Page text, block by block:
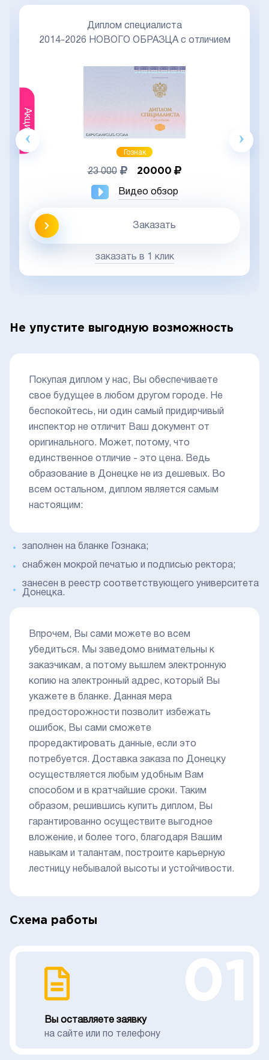
Акция
Диплом специалиста
2014-2026 НОВОГО ОБРАЗЦА с отличием
Гознак
23 000 20000
Видео обзор
Заказать
заказать в 1 клик
Не упустите выгодную возможность
Покупая диплом у нас, Вы обеспечиваете
свое будущее в любом другом городе. Не
беспокойтесь, ни один самый придирчивый
инспектор не отличит Ваш документ от
оригинального. Может, потому, что
единственное отличие - это цена. Ведь
образование в Донецке не из дешевых. Во
всем остальном, диплом является самым
настоящим:
заполнен на бланке Гознака;
снабжен мокрой печатью и подписью ректора;
занесен в реестр соответствующего университета
Донецка.
Впрочем, Вы сами можете во всем
убедиться. Мы заведомо внимательны к
заказчикам, а потому вышлем электронную
копию на электронный адрес, который Вы
укажете в бланке. Данная мера
предосторожности позволит избежать
ошибок, Вы сами сможете
проредактировать данные, если это
потребуется. Доставка заказа по Донецку
осуществляется любым удобным Вам
способом и в кратчайшие сроки. Таким
образом, решившись купить диплом, Вы
гарантированно осуществите выгодное
вложение, и более того, благодаря Вашим
навыкам и талантам, построите карьерную
лестницу небывалой высоты и устойчивости.
Схема работы
Вы оставляете заявку
на сайте или по телефону